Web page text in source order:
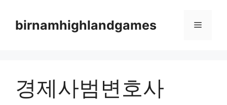
contentbirnamhighlandgames Menu
경제사범변호사